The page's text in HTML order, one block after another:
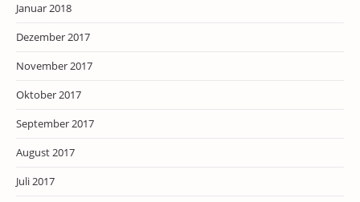
Januar 2018
Dezember 2017
November 2017
Oktober 2017
September 2017
August 2017
Juli 2017